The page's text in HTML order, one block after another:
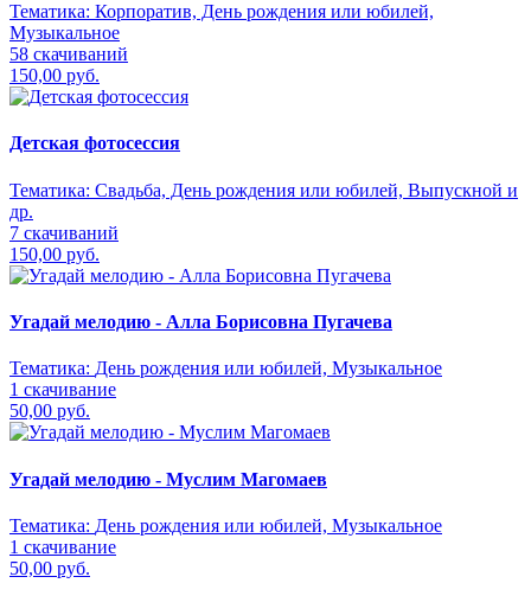
Тематика: Корпоратив, День рождения или юбилей,
Музыкальное
58 скачиваний
150,00 руб.
Детская фотосессия
Тематика: Свадьба, День рождения или юбилей, Выпускной и
др.
7 скачиваний
150,00 руб.
Угадай мелодию - Алла Борисовна Пугачева
Тематика: День рождения или юбилей, Музыкальное
1 скачивание
50,00 руб.
Угадай мелодию - Муслим Магомаев
Тематика: День рождения или юбилей, Музыкальное
1 скачивание
50,00 руб.